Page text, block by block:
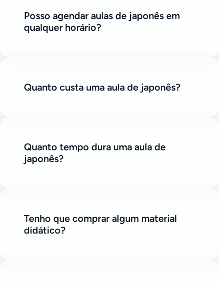
Posso agendar aulas de japonês em
qualquer horário?
Quanto custa uma aula de japonês?
Quanto tempo dura uma aula de
japonês?
Tenho que comprar algum material
didático?